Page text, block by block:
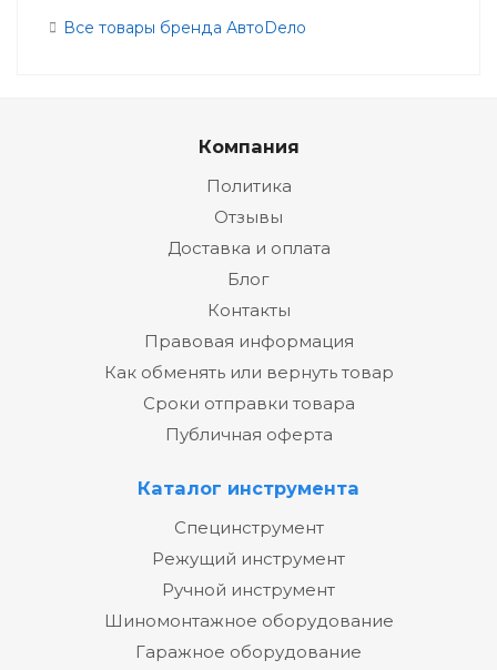
Все товары бренда АвтоDело
Компания
Политика
Отзывы
Доставка и оплата
Блог
Контакты
Правовая информация
Как обменять или вернуть товар
Сроки отправки товара
Публичная оферта
Каталог инструмента
Специнструмент
Режущий инструмент
Ручной инструмент
Шиномонтажное оборудование
Гаражное оборудование